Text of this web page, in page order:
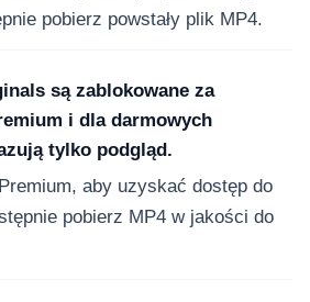
pobierz powstały plik MP4.
są zablokowane za
i dla darmowych
tylko podgląd.
aby uzyskać dostęp do
pobierz MP4 w jakości do